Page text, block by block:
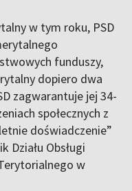
w tym roku, PSD
funduszy,
dopiero dwa
zagwarantuje jej 34-
społecznych z
doświadczenie”
Działu Obsługi
w